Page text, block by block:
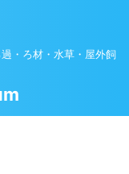
・ろ材・水草・屋外飼